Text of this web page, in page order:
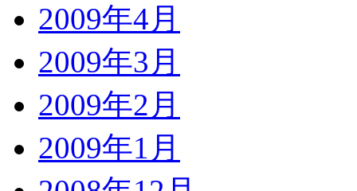
2009年4月
2009年3月
2009年2月
2009年1月